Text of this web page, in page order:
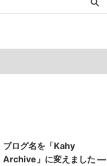
ブログ名を「Kahy
Archive」に変えました ―